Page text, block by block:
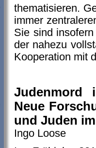
thematisieren.
immer
Sie sind
der nahezu
Kooperation mit
Judenmord
Neue
und Juden
Ingo Loose